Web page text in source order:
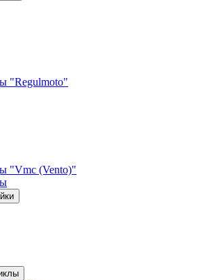
"Regulmoto"
"Vmc (Vento)"